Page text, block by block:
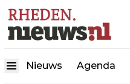
Nieuws Agenda